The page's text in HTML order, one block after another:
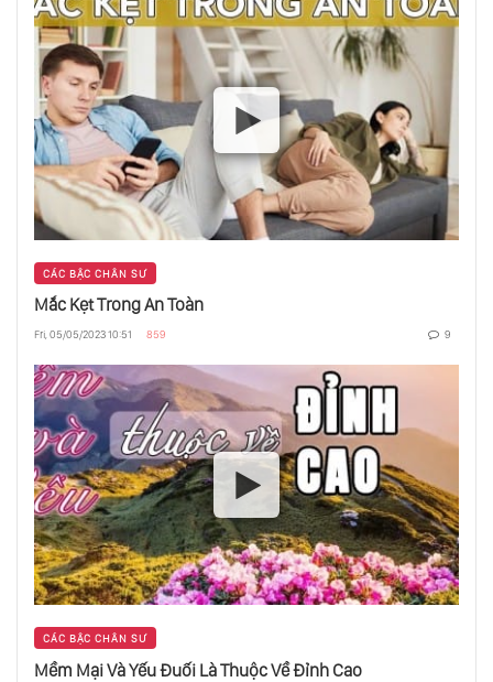
Đừng Cố Hướng Con Bạn Trở Thành “Đứa
Trẻ Chỉ Biết Vâng Lời”
Chỉ Trái Chín Mới Rụng
Vì Đâu Mà Hôn Nhân Đã Được Phát Minh
Sợ Đàn Bà Đẹp, Nhưng Thích Trong Tình
Yêu?
Triệu Phú Cũng Nghèo Như Người Ăn Mày
Thiền Trong Chuyển Động
CÁC BẬC CHÂN SƯ
Mắc Kẹt Trong An Toàn
Fri, 05/05/2023 10:51 859 9
CÁC BẬC CHÂN SƯ
Mềm Mại Và Yếu Đuối Là Thuộc Về Đỉnh Cao